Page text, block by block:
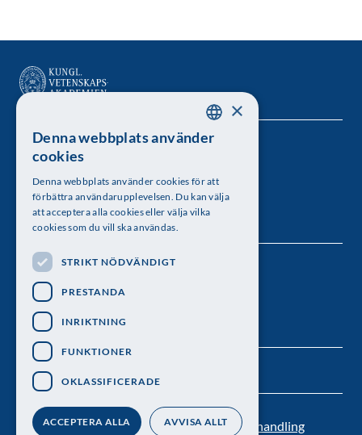
Kungl. Vetenskapsakademien
Besöksadress: Lilla Frescativägen 4A
Telefon: 08-673 95 00
Kontakt Nyhetsbrev Personuppgiftsbehandling
Följ oss
SWEDISH
×
Denna webbplats använder
cookies
Denna webbplats använder cookies för att
förbättra användarupplevelsen. Du kan välja
att acceptera alla cookies eller välja vilka
cookies som du vill ska användas.
STRIKT NÖDVÄNDIGT
PRESTANDA
INRIKTNING
FUNKTIONER
OKLASSIFICERADE
ACCEPTERA ALLA AVVISA ALLT